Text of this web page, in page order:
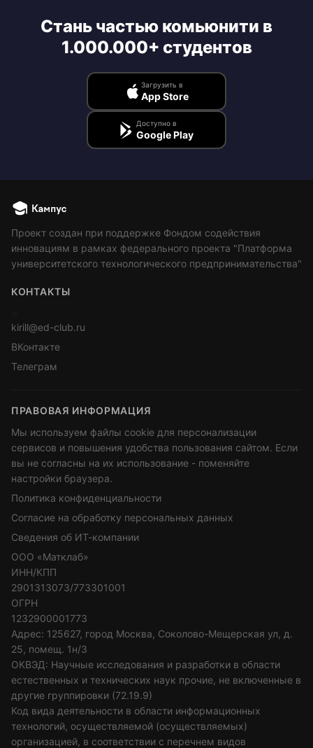
Стань частью комьюнити в
1.000.000+ студентов
Загрузить в
App Store
Доступно в
Google Play
Проект создан при поддержке Фондом содействия
инновациям в рамках федерального проекта "Платформа
университетского технологического предпринимательства"
КОНТАКТЫ
>
kirill@ed-club.ru
ВКонтакте
Телеграм
ПРАВОВАЯ ИНФОРМАЦИЯ
Мы используем файлы cookie для персонализации
сервисов и повышения удобства пользования сайтом. Если
вы не согласны на их использование - поменяйте
настройки браузера.
Политика конфиденциальности
Согласие на обработку персональных данных
Сведения об ИТ-компании
ООО «Матклаб»
ИНН/КПП
2901313073/773301001
ОГРН
1232900001773
Адрес: 125627, город Москва, Соколово-Мещерская ул, д.
25, помещ. 1н/3
ОКВЭД: Научные исследования и разработки в области
естественных и технических наук прочие, не включенные в
другие группировки (72.19.9)
Код вида деятельности в области информационных
технологий, осуществляемой (осуществляемых)
организацией, в соответствии с перечнем видов